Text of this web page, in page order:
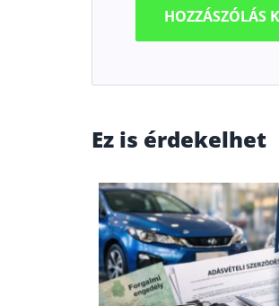
Ez is érdekelhet